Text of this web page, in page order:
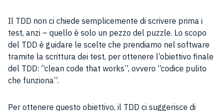
Il TDD non ci chiede semplicemente di scrivere prima i
test, anzi – quello è solo un pezzo del puzzle. Lo scopo
del TDD è guidare le scelte che prendiamo nel software
tramite la scrittura dei test, per ottenere l’obiettivo finale
del TDD: “clean code that works”, ovvero “codice pulito
che funziona”.
Per ottenere questo obiettivo, il TDD ci suggerisce di